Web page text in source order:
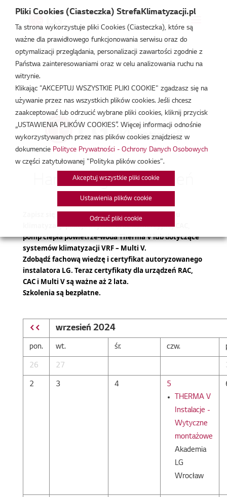
Strefa Klimatyzacji/Akademia/Harmonogram szkoleń
Harmonogram szkoleń
Zapisz się na profesjonalne szkolenie z zakresu
klimatyzacji pokojowej RAC oraz komercyjnej CAC,
pomp ciepła powietrze-woda Therma V lub dotyczące
systemów klimatyzacji VRF – Multi V.
Zdobądź fachową wiedzę i certyfikat autoryzowanego
instalatora LG. Teraz certyfikaty dla urządzeń RAC,
CAC i Multi V są ważne aż 2 lata.
Szkolenia są bezpłatne.
<< wrzesień 2024
pon. wt. śr. czw.
26 27
2 3 4
5
THERMA V
Instalacje -
Wytyczne
montażowe
Akademia
LG
Wrocław
Pliki Cookies (Ciasteczka) StrefaKlimatyzacji.pl
Ta strona wykorzystuje pliki Cookies (Ciasteczka), które są
ważne dla prawidłowego funkcjonowania serwisu oraz do
optymalizacji przeglądania, personalizacji zawartości zgodnie z
Państwa zainteresowaniami oraz w celu analizowania ruchu na
witrynie.
Klikając "AKCEPTUJ WSZYSTKIE PLIKI COOKIE" zgadzasz się na
używanie przez nas wszystkich plików cookies. Jeśli chcesz
zaakceptować lub odrzucić wybrane pliki cookies, kliknij przycisk
„USTAWIENIA PLIKÓW COOKIES”. Więcej informacji odnośnie
wykorzystywanych przez nas plików cookies znajdziesz w
dokumencie Polityce Prywatności - Ochrony Danych Osobowych
w części zatytułowanej "Polityka plików cookies".
Akceptuj wszystkie pliki cookie
Ustawienia plików cookie
Odrzuć pliki cookie